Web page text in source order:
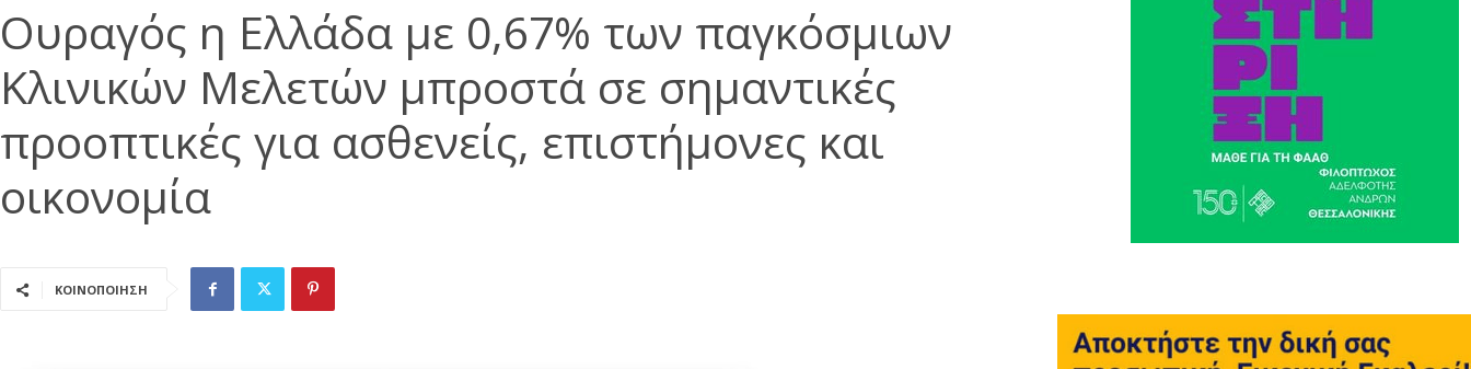
Ουραγός η Ελλάδα με 0,67% των παγκόσμιων
Κλινικών Μελετών μπροστά σε σημαντικές
προοπτικές για ασθενείς, επιστήμονες και
οικονομία
ΚΟΙΝΟΠΟΙΗΣΗ